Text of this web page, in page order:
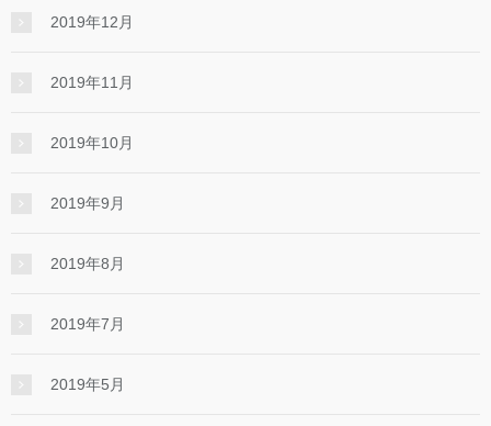
2019年12月
2019年11月
2019年10月
2019年9月
2019年8月
2019年7月
2019年5月